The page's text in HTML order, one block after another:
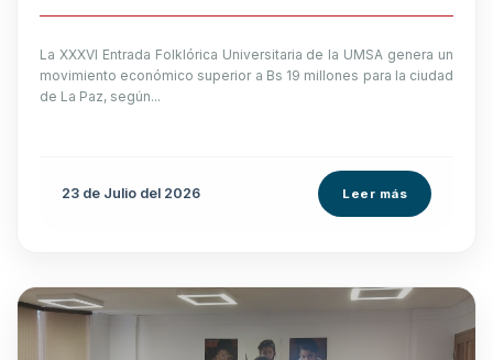
La XXXVI Entrada Folklórica Universitaria de la UMSA genera un
movimiento económico superior a Bs 19 millones para la ciudad
de La Paz, según...
23 de Julio del 2026 Leer más